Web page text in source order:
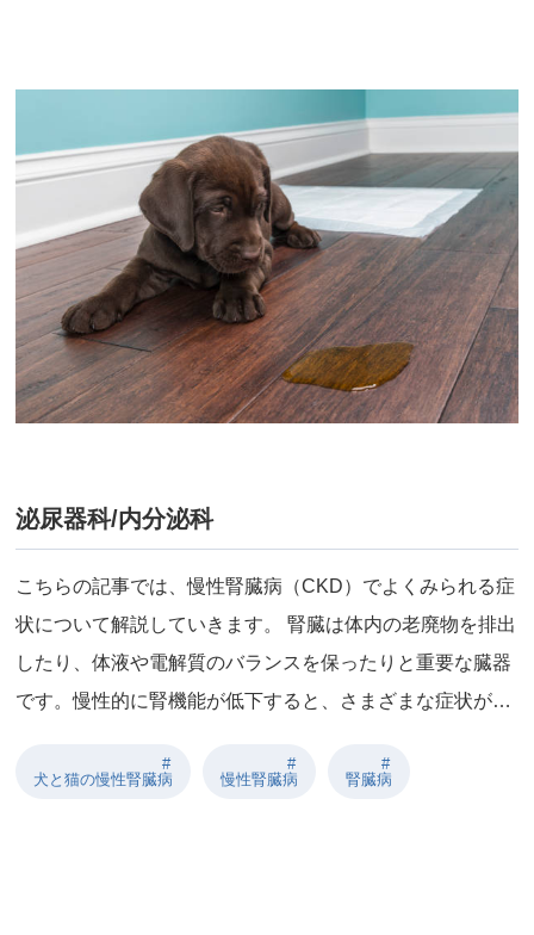
泌尿器科/内分泌科
こちらの記事では、慢性腎臓病（CKD）でよくみられる症
状について解説していきます。 腎臓は体内の老廃物を排出
したり、体液や電解質のバランスを保ったりと重要な臓器
です。慢性的に腎機能が低下すると、さまざまな症状が…
犬と猫の慢性腎臓病 慢性腎臓病 腎臓病